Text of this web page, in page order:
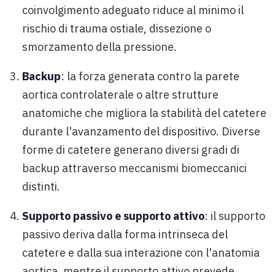
coinvolgimento adeguato riduce al minimo il
rischio di trauma ostiale, dissezione o
smorzamento della pressione.
Backup: la forza generata contro la parete
aortica controlaterale o altre strutture
anatomiche che migliora la stabilità del catetere
durante l'avanzamento del dispositivo. Diverse
forme di catetere generano diversi gradi di
backup attraverso meccanismi biomeccanici
distinti.
Supporto passivo e supporto attivo: il supporto
passivo deriva dalla forma intrinseca del
catetere e dalla sua interazione con l'anatomia